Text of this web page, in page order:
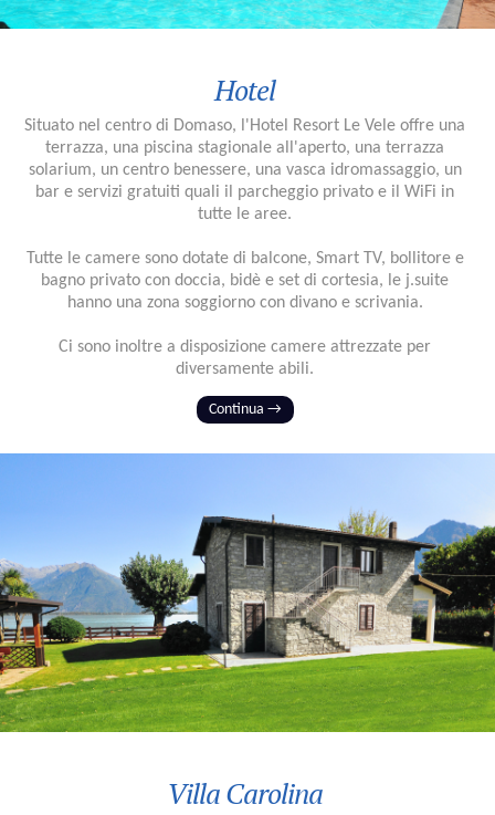
Hotel
Situato nel centro di Domaso, l'Hotel Resort Le Vele offre una
terrazza, una piscina stagionale all'aperto, una terrazza
solarium, un centro benessere, una vasca idromassaggio, un
bar e servizi gratuiti quali il parcheggio privato e il WiFi in
tutte le aree.
Tutte le camere sono dotate di balcone, Smart TV, bollitore e
bagno privato con doccia, bidè e set di cortesia, le j.suite
hanno una zona soggiorno con divano e scrivania.
Ci sono inoltre a disposizione camere attrezzate per
diversamente abili.
Continua →
Villa Carolina